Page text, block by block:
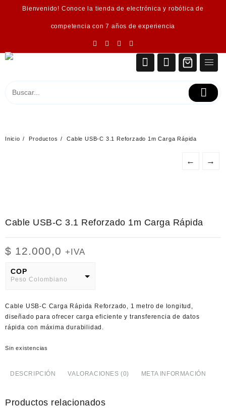
Bienvenido! Conoce la tienda de electrónica y robótica de
competencia con 7 años de experiencia
Inicio Productos Cable USB-C 3.1 Reforzado 1m Carga Rápida
← →
Cable USB-C 3.1 Reforzado 1m Carga Rápida
$ 12.000,0 +IVA
COP
Peso Colombiano
American Dollar
Cable USB-C Carga Rápida Reforzado, 1 metro de longitud,
diseñado para ofrecer carga eficiente y transferencia de datos
rápida con máxima durabilidad.
Sin existencias
DESCRIPCIÓN VALORACIONES (0) META INFORMACIÓN
Productos relacionados